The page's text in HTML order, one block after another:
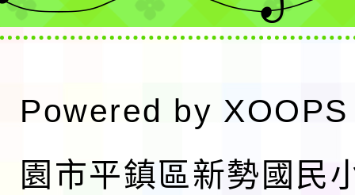
Powered by XOOPS
園市平鎮區新勢國民